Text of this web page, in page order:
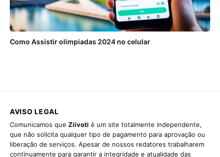
Como Assistir olimpiadas 2024 no celular
AVISO LEGAL
Comunicamos que Ziivoti é um site totalmente independente,
que não solicita qualquer tipo de pagamento para aprovação ou
liberação de serviços. Apesar de nossos redatores trabalharem
continuamente para garantir a integridade e atualidade das